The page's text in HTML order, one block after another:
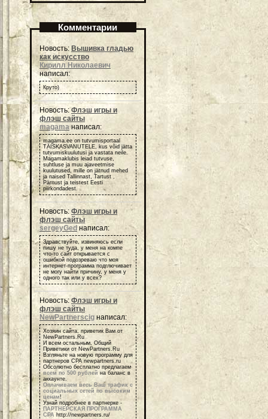
Комментарии
Новость: Вышивка гладью
как искусство
Кирилл Николаевич
написал:
Круто)
Новость:Флэш игры и
флэш сайты
magamaнаписал:
magama.ee on tutvumisportaal
TÄISKASVANUTELE, kus võid jätta
tutvumiskuulutusi ja vastata neile.
Magamaklubis leiad tutvuse,
suhtluse ja muu ajaveetmise
kuulutused, mille on jätnud mehed
ja naised Tallinnast, Tartust ,
Pärnust ja teistest Eesti
piirkondadest.
Новость: Флэш игры и
флэш сайты
sergeyGed написал:
Здравствуйте, извиняюсь если
пишу не туда, у меня на компе
что-то сайт открывается с
ошибкой подозреваю что моя
интернет-программа подглючивает
не могу найти причину, у меня у
одного так или у всех?
Новость: Флэш игры и
флэш сайты
NewPartnerscig написал:
Хозяин сайта, приветик Вам от
NewPartners.Ru
И всем остальным, Общий
Приветики от NewPartners.Ru
Взгляньте на новую программу для
партнеров СРА newpartners.ru
Обсолютно бесплатно предлагаем
всем по 500 рублей на баланс в
аккаунте.
Оплачиваем весь Ваш трафик с
социальных сетей по высоким
ценам!
Узнай подробнее в партнерке -
ПАРТНЕРСКАЯ ПРОГРАММА
СРА http://newpartners.ru/